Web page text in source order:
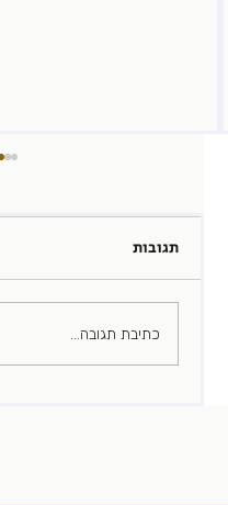
פוסט (על) קורונה:
תגובות
כתיבת תגובה...